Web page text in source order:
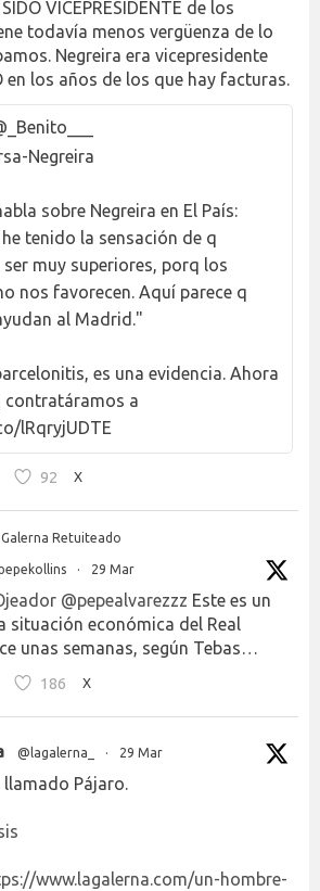
VICEPRESIDENTE de los
todavía menos vergüenza de lo
Negreira era vicepresidente
en los años de los que hay facturas.
Negreira
sobre Negreira en El País:
tenido la sensación de q
ser muy superiores, porq los
nos favorecen. Aquí parece q
al Madrid."
es una evidencia. Ahora
contratáramos a
lRqryjUDTE
92 X
Galerna Retuiteado
· 29 Mar
@pepealvarezzz Este es un
situación económica del Real
unas semanas, según Tebas…
186 X
@lagalerna_ · 29 Mar
llamado Pájaro.
www.lagalerna.com/un-hombre-